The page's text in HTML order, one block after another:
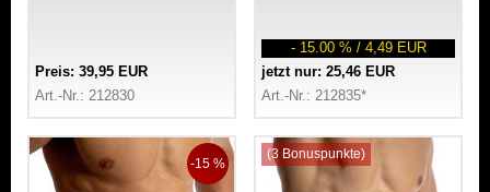
Preis: 39,95 EUR
Art.-Nr.: 212830
- 15.00 % / 4,49 EUR
jetzt nur: 25,46 EUR
Art.-Nr.: 212835*
-15 %
(3 Bonuspunkte)